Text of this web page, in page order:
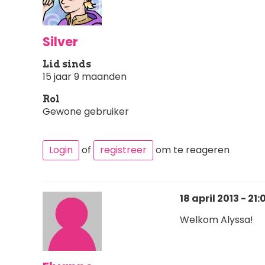
Silver
Lid sinds
15 jaar 9 maanden
Rol
Gewone gebruiker
Login of registreer om te reageren
18 april 2013 -
Welkom Alyssa!